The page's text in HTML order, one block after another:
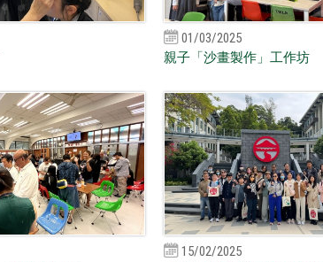
01/03/2025
親子「沙畫製作」工作坊
15/02/2025